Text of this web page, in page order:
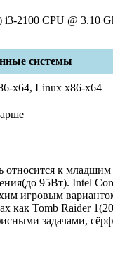
2100 CPU @ 3.10
системы
x64, Linux x86-x64
к
95Вт). Intel
игровым
как Tomb Raider
задачами,